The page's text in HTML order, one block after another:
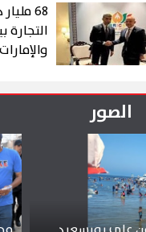
68
التجارة
القاهرة
الصور